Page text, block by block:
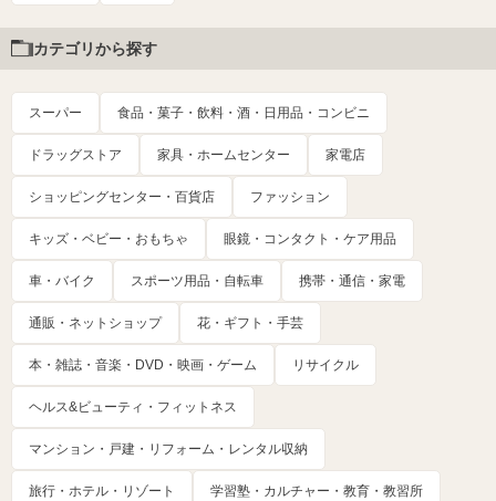
カテゴリから探す
スーパー 食品・菓子・飲料・酒・日用品・コンビニ
ドラッグストア 家具・ホームセンター 家電店
ショッピングセンター・百貨店 ファッション
キッズ・ベビー・おもちゃ 眼鏡・コンタクト・ケア用品
車・バイク スポーツ用品・自転車 携帯・通信・家電
通販・ネットショップ 花・ギフト・手芸
本・雑誌・音楽・DVD・映画・ゲーム リサイクル
ヘルス&ビューティ・フィットネス
マンション・戸建・リフォーム・レンタル収納
旅行・ホテル・リゾート 学習塾・カルチャー・教育・教習所